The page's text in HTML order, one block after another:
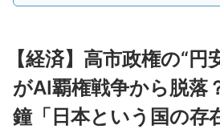
【経済】高市政権の“円
がAI覇権戦争から脱落
鐘「日本という国の存